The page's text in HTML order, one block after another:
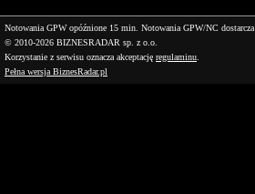
Notowania GPW opóźnione 15 min. Notowania GPW/NC dostarcza
© 2010-2026 BIZNESRADAR sp. z o.o.
Korzystanie z serwisu oznacza akceptację regulaminu
Pełna wersja BiznesRadar.pl